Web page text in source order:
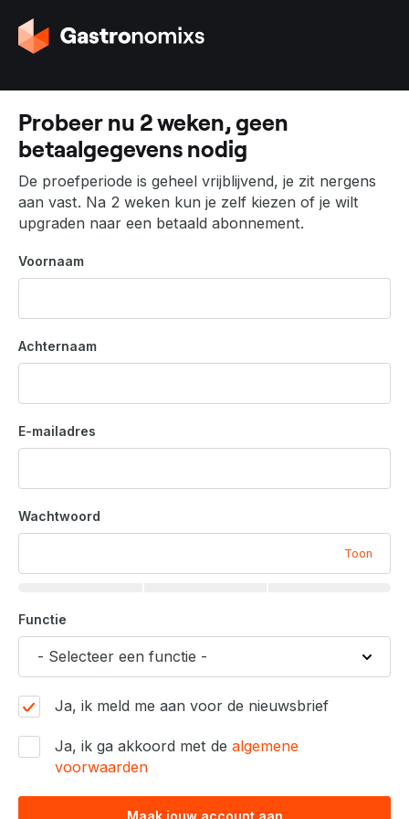
G
a
a
a
r
d
e
h
o
e
p
g
i
n
Probeer nu 2 weken, geen
betaalgegevens nodig
De proefperiode is geheel vrijblijvend, je zit nergens
aan vast. Na 2 weken kun je zelf kiezen of je wilt
upgraden naar een betaald abonnement.
Voornaam
Achternaam
E-mailadres
Wachtwoord
Toon
Functie
Ja, ik meld me aan voor de nieuwsbrief
Ja, ik ga akkoord met de algemene
voorwaarden
Maak jouw account aan